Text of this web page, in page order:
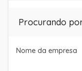
Procurando
Nome da empresa